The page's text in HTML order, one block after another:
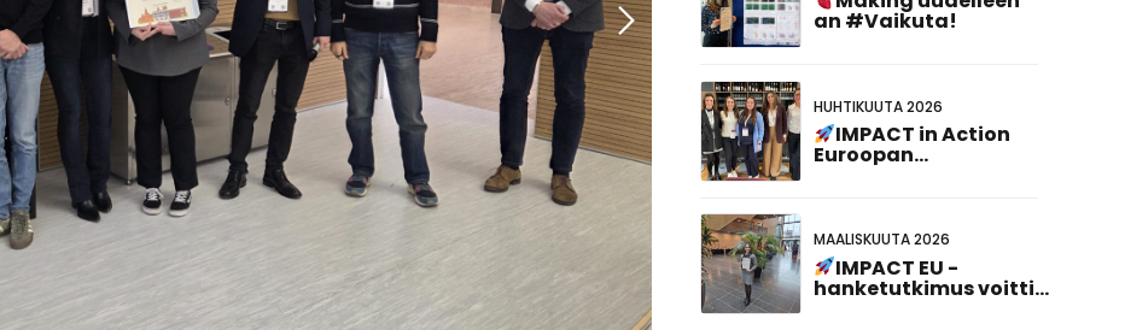
an #Vaikuta!
HUHTIKUUTA 2026
IMPACT in Action
Euroopan
MAALISKUUTA 2026
IMPACT EU -
hanketutkimus voitti